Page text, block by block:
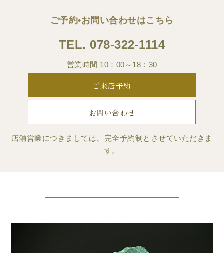
ご予約•お問い合わせはこちら
TEL. 078-322-1114
営業時間 10：00～18：30
ご来店予約
お問い合わせ
店舗営業につきましては、完全予約制とさせていただきま
す。